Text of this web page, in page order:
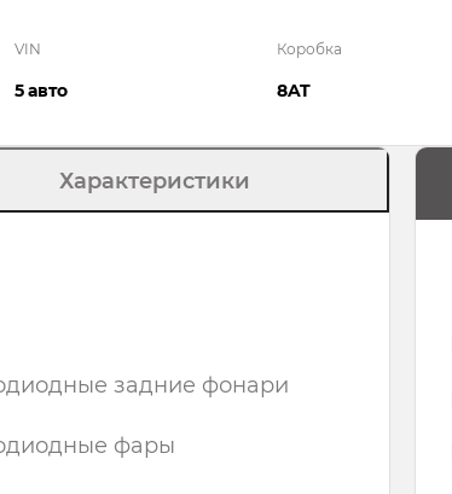
VIN
5 авто
Коробка
8AT
Характеристики
задние фонари
фары